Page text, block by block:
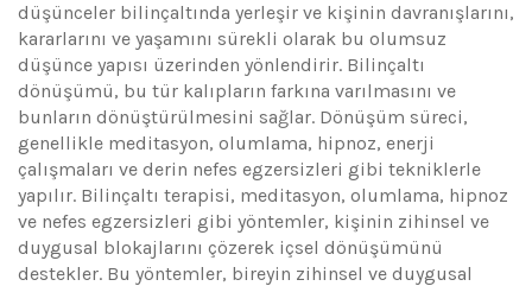
düşünceler bilinçaltında yerleşir ve kişinin davranışlarını,
kararlarını ve yaşamını sürekli olarak bu olumsuz
düşünce yapısı üzerinden yönlendirir. Bilinçaltı
dönüşümü, bu tür kalıpların farkına varılmasını ve
bunların dönüştürülmesini sağlar. Dönüşüm süreci,
genellikle meditasyon, olumlama, hipnoz, enerji
çalışmaları ve derin nefes egzersizleri gibi tekniklerle
yapılır. Bilinçaltı terapisi, meditasyon, olumlama, hipnoz
ve nefes egzersizleri gibi yöntemler, kişinin zihinsel ve
duygusal blokajlarını çözerek içsel dönüşümünü
destekler. Bu yöntemler, bireyin zihinsel ve duygusal